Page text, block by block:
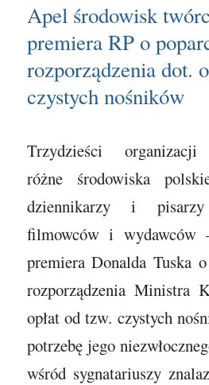
Apel środowisk
premiera RP o
rozporządzenia dot.
czystych nośników
Trzydzieści organizacji
różne środowiska
dziennikarzy i
filmowców i wydawców
premiera Donalda Tuska
rozporządzenia Ministra
opłat od tzw. czystych
potrzebę jego
wśród sygnatariuszy